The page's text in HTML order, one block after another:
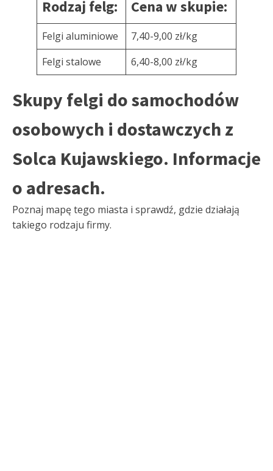
Rodzaj felg: Cena w skupie:
Felgi aluminiowe
7,40-9,00 zł/kg
Felgi stalowe
6,40-8,00 zł/kg
Skupy felgi do samochodów
osobowych i dostawczych z
Solca Kujawskiego. Informacje
o adresach.
Poznaj mapę tego miasta i sprawdź, gdzie działają
takiego rodzaju firmy.